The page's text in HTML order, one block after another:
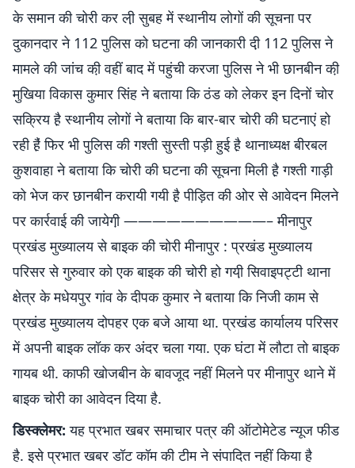
के समान की चोरी कर ली़ सुबह में स्थानीय लोगों की सूचना पर
दुकानदार ने 112 पुलिस को घटना की जानकारी दी़ 112 पुलिस ने
मामले की जांच की़ वहीं बाद में पहुंची करजा पुलिस ने भी छानबीन की़
मुखिया विकास कुमार सिंह ने बताया कि ठंड को लेकर इन दिनों चोर
सक्रिय है़ स्थानीय लोगों ने बताया कि बार-बार चोरी की घटनाएं हो
रही है़ं फिर भी पुलिस की गश्ती सुस्ती पड़ी हुई है़ थानाध्यक्ष बीरबल
कुशवाहा ने बताया कि चोरी की घटना की सूचना मिली है़ गश्ती गाड़ी
को भेज कर छानबीन करायी गयी है़ पीड़ित की ओर से आवेदन मिलने
पर कार्रवाई की जायेगी़ ——————————– मीनापुर
प्रखंड मुख्यालय से बाइक की चोरी मीनापुर : प्रखंड मुख्यालय
परिसर से गुरुवार को एक बाइक की चोरी हो गयी़ सिवाइपट्टी थाना
क्षेत्र के मधेयपुर गांव के दीपक कुमार ने बताया कि निजी काम से
प्रखंड मुख्यालय दोपहर एक बजे आया था. प्रखंड कार्यालय परिसर
में अपनी बाइक लॉक कर अंदर चला गया. एक घंटा में लौटा तो बाइक
गायब थी. काफी खोजबीन के बावजूद नहीं मिलने पर मीनापुर थाने में
बाइक चोरी का आवेदन दिया है.
डिस्क्लेमर: यह प्रभात खबर समाचार पत्र की ऑटोमेटेड न्यूज फीड
है. इसे प्रभात खबर डॉट कॉम की टीम ने संपादित नहीं किया है